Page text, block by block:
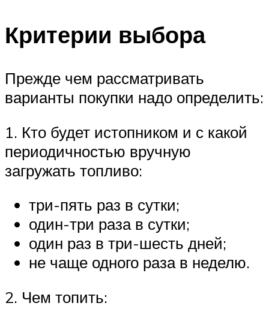
Критерии выбора
Прежде чем рассматривать
варианты покупки надо определить:
1. Кто будет истопником и с какой
периодичностью вручную
загружать топливо:
три-пять раз в сутки;
один-три раза в сутки;
один раз в три-шесть дней;
не чаще одного раза в неделю.
2. Чем топить: